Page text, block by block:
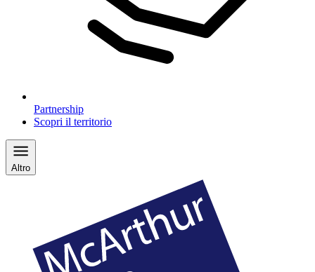
Partnership
Scopri il territorio
Altro